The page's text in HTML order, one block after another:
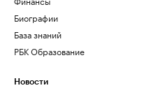
Биографии
База знаний
РБК Образование
Новости